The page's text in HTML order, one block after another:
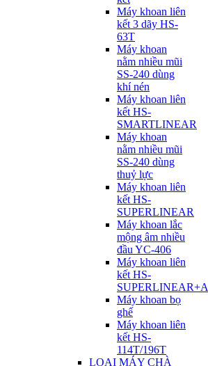
Máy khoan liên
kết 3 dãy HS-
63T
Máy khoan
nằm nhiều mũi
SS-240 dùng
khí nén
Máy khoan liên
kết HS-
SMARTLINEAR
Máy khoan
nằm nhiều mũi
SS-240 dùng
thuỷ lực
Máy khoan liên
kết HS-
SUPERLINEAR
Máy khoan lắc
mộng âm nhiều
đầu YC-406
Máy khoan liên
kết HS-
SUPERLINEAR+A
Máy khoan bọ
ghế
Máy khoan liên
kết HS-
114T/196T
LOẠI MÁY CHÀ